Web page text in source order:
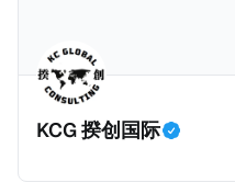
并提供有关投资将如何为
申请。申请人在印度居住
身份，包括在申请前连续
外。由于印度不允许双重
在危地马拉居住至少五年
历史文化有认识，就可以
么，危地马拉的税务政策
KCG 揆创国际